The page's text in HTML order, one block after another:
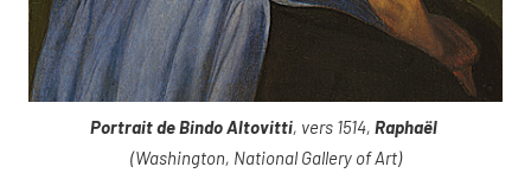
Portrait de Bindo Altovitti, vers 1514, Raphaël
(Washington, National Gallery of Art)